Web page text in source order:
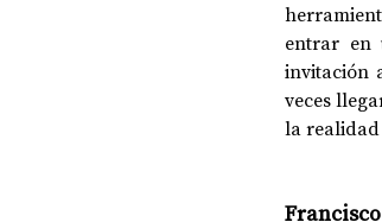
entrar en
invitación
veces
la realidad